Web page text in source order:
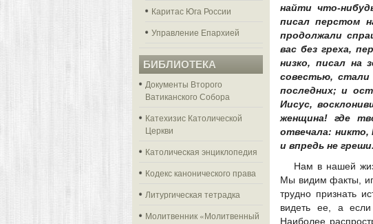
Каритас Юга России
Управление Епархией
БИБЛИОТЕКА
Документы Второго
Ватиканского Собора
Катехизис Католической
Церкви
Католическая энциклопедия
Кодекс канонического права
Литургическая тетрадка
Молитвенник «Молитвенный
найти что-
писал перстом
продолжали
вас без греха,
низко, писал на
совестью,
последних; и
Иисус,
женщина! где
отвечала: никто,
и впредь не греши.
Нам в нашей
Мы видим факты,
трудно признать
видеть ее, а
Наиболее